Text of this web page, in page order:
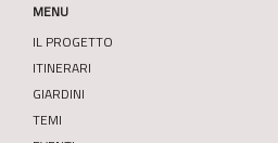
MENU
IL PROGETTO
ITINERARI
GIARDINI
TEMI